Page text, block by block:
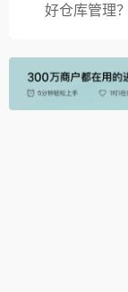
好仓库管理？